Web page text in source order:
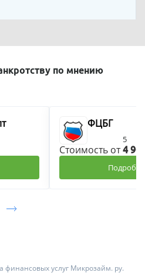
по мнению
ФЦБГ
5
Стоимость от4
финансовых услуг Микрозайм. ру.